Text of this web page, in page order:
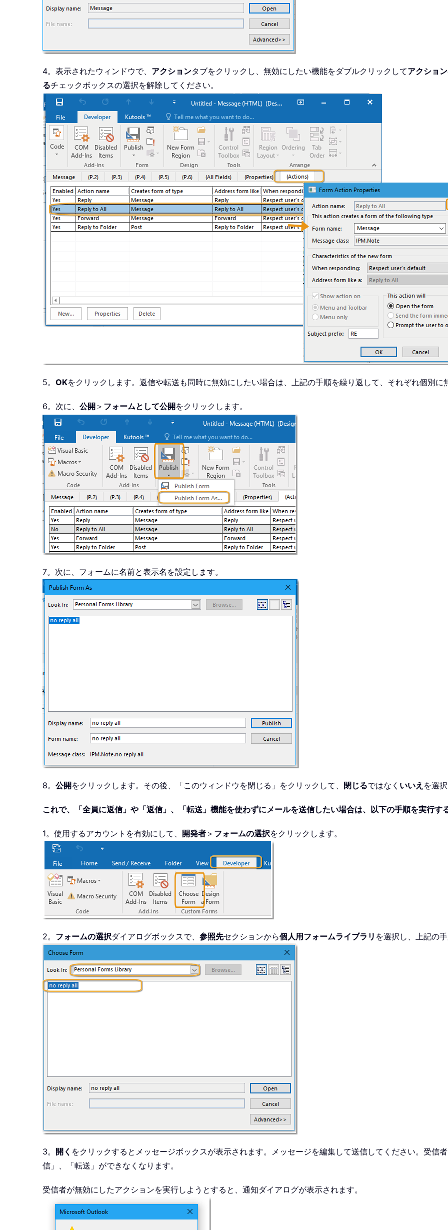
4。表示されたウィンドウで、 アクションタブをクリックし、無効にしたい機能をダブルクリックしてアクショ
るチェックボックスの選択を解除してください。
5。 OKをクリックします。返信や転送も同時に無効にしたい場合は、上記の手順を繰り返して、それぞれ個別に
6。次に、 公開 ＞ フォームとして公開 をクリックします。
7。次に、フォームに名前と表示名を設定します。
8。 公開 をクリックします。その後、「このウィンドウを閉じる」をクリックして、 閉じるではなく いいえ を選択
これで、「全員に返信」や「返信」、「転送」機能を使わずにメールを送信したい場合は、以下の手順を実行す
1。使用するアカウントを有効にして、 開発者 ＞ フォームの選択をクリックします。
2。 フォームの選択ダイアログボックスで、 参照先セクションから個人用フォームライブラリ を選択し、上記の
3。 開く をクリックするとメッセージボックスが表示されます。メッセージを編集して送信してください。受信
信」、「転送」ができなくなります。
受信者が無効にしたアクションを実行しようとすると、通知ダイアログが表示されます。